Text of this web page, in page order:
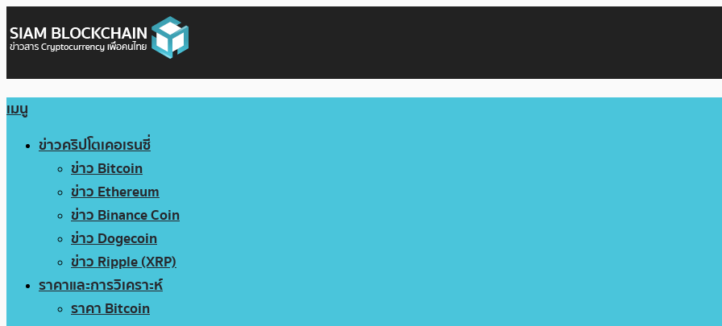
เมนู
ข่าวคริปโตเคอเรนซี่
ข่าว Bitcoin
ข่าว Ethereum
ข่าว Binance Coin
ข่าว Dogecoin
ข่าว Ripple (XRP)
ราคาและการวิเคราะห์
ราคา Bitcoin